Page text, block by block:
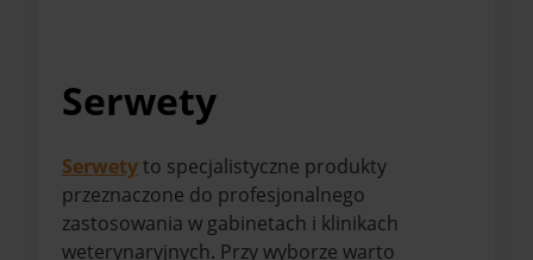
Serwety
Serwetyto specjalistyczne produkty
przeznaczone do profesjonalnego
zastosowania w gabinetach i klinikach
weterynaryjnych. Przy wyborze warto